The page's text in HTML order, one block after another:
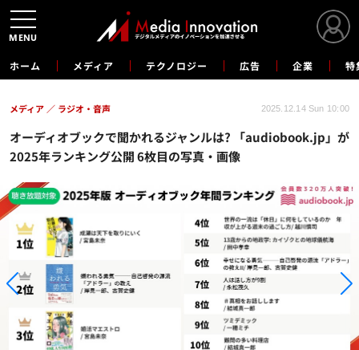
ホーム メディア テクノロジー 広告 企業 特
オーディオブックで聞かれるジャンルは? 「audiobook.jp」が
2025年ランキング公開 6枚目の写真・画像
メディア ラジオ・音声 2025.12.14 Sun 10:00
MENU